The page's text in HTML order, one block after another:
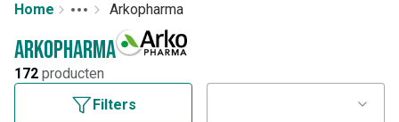
Home
More
Toggle menu
Arkopharma
Arkopharma
172 producten
Filters